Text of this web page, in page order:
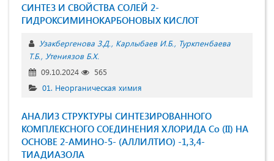
СИНТЕЗ И СВОЙСТВА СОЛЕЙ 2-
ГИДРОКСИМИНОКАРБОНОВЫХ КИСЛОТ
Узакбергенова З.Д. Карлыбаев И.Б.
Туркпенбаева
Т.Б.
Утениязов Б.Х.
09.10.2024
565
01. Неорганическая химия
АНАЛИЗ СТРУКТУРЫ СИНТЕЗИРОВАННОГО
КОМПЛЕКСНОГО СОЕДИНЕНИЯ ХЛОРИДА Со (II) НА
ОСНОВЕ 2-АМИНО-5- (AЛЛИЛТИО) -1,3,4-
ТИАДИАЗОЛА